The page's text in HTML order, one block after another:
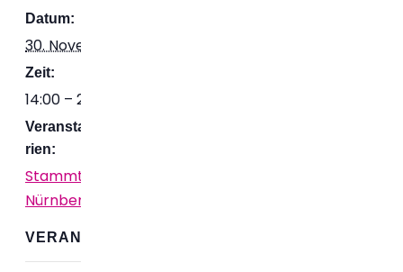
Datum:
30. November 2024
Zeit:
14:00 – 23:59
Veranstaltungskatego
rien:
Stammtisch
Nürnberg
VERANSTALTUNGSORT